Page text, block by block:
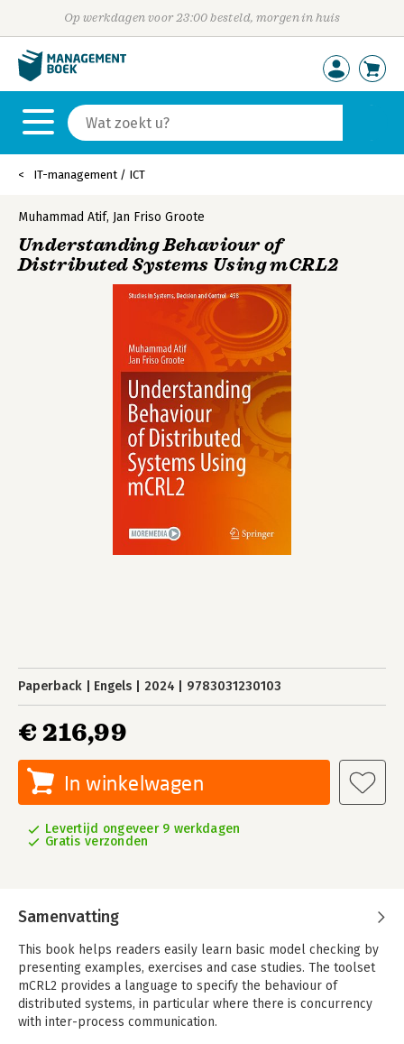
Op werkdagen voor 23:00 besteld, morgen in huis
IT-management / ICT
Muhammad Atif, Jan Friso Groote
Understanding Behaviour of
Distributed Systems Using mCRL2
Paperback Engels 2024 9783031230103
€ 216,99
In winkelwagen
Levertijd ongeveer 9 werkdagen
Gratis verzonden
Samenvatting
This book helps readers easily learn basic model checking by
presenting examples, exercises and case studies. The toolset
mCRL2 provides a language to specify the behaviour of
distributed systems, in particular where there is concurrency
with inter-process communication.